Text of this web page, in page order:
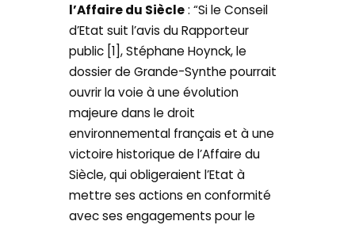
l’Affaire du Siècle: “Si le Conseil
d’Etat suit l’avis du Rapporteur
public [1], Stéphane Hoynck, le
dossier de Grande-Synthe pourrait
ouvrir la voie à une évolution
majeure dans le droit
environnemental français et à une
victoire historique de l’Affaire du
Siècle, qui obligeraient l’Etat à
mettre ses actions en conformité
avec ses engagements pour le